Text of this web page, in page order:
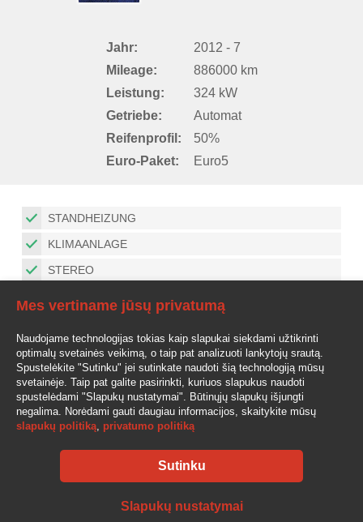
STANDHEIZUNG
KLIMAANLAGE
STEREO
KÜHLSCHRANK
ZUSATZSCHEINWERFER
IS VOKIETIJOS, EURO5, DVIEJU ZONU HIDRAULINE
IRANGA, DVI MIEGAMOS VIETOS, SALDYTUVAS, RACIJA IR
Jahr:
2012 - 7
Mileage:
886000 km
Leistung:
324 kW
Getriebe:
Automat
Reifenprofil:
50%
Euro-Paket:
Euro5
Tel.: +370 610 210 88info@av-auto.lt
Mes vertiname jūsų privatumą
Naudojame technologijas tokias kaip slapukai siekdami užtikrinti
optimalų svetainės veikimą, o taip pat analizuoti lankytojų srautą.
Spustelėkite "Sutinku" jei sutinkate naudoti šią technologiją mūsų
svetainėje. Taip pat galite pasirinkti, kuriuos slapukus naudoti
spustelėdami "Slapukų nustatymai". Būtinųjų slapukų išjungti
negalima. Norėdami gauti daugiau informacijos, skaitykite mūsų
slapukų politiką, privatumo politiką
Sutinku
Slapukų nustatymai